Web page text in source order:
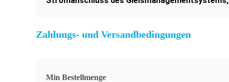
Zahlungs- und Versandbedingungen
Min Bestellmenge